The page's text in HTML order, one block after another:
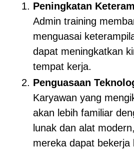
Peningkatan
Admin training
menguasai
dapat meningkatkan
tempat kerja.
Penguasaan
Karyawan yang
akan lebih familiar
lunak dan alat
mereka dapat bekerja